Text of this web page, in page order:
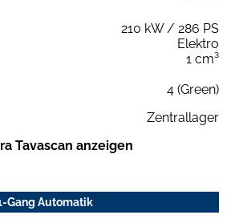
210 kW / 286 PS
Elektro
1 cm³
4 (Green)
Zentrallager
Tavascan anzeigen
Gang Automatik